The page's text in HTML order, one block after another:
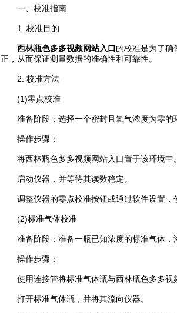
一、校准指南
1. 校准目的
西林瓶色多多视频网站入口的校准是为了确
正，从而保证测量数据的准确性和可靠性。
2. 校准方法
(1)零点校准
准备阶段：选择一个密封且氧气浓度为零的
操作步骤：
将西林瓶色多多视频网站入口置于该环境中。
启动仪器，并等待其读数稳定。
调整仪器的零点校准按钮或通过软件设置，
(2)标准气体校准
准备阶段：准备一瓶已知浓度的标准气体，
操作步骤：
使用连接管将标准气体瓶与西林瓶色多多视
打开标准气体瓶，并将其流向仪器。